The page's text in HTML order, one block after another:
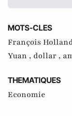
MOTS-CLES
François
Yuan , dollar ,
THEMATIQUES
Economie